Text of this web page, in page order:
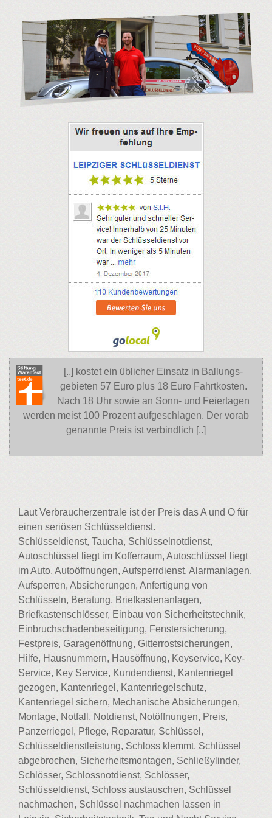
[..] kostet ein üblicher Einsatz in Ballungs-
gebieten 57 Euro plus 18 Euro Fahrtkosten.
Nach 18 Uhr sowie an Sonn- und Feiertagen
werden meist 100 Prozent aufgeschlagen. Der vorab
genannte Preis ist verbindlich [..]
Laut Verbraucherzentrale ist der Preis das A und O für
einen seriösen Schlüsseldienst.
Schlüsseldienst, Taucha, Schlüsselnotdienst,
Autoschlüssel liegt im Kofferraum, Autoschlüssel liegt
im Auto, Autoöffnungen, Aufsperrdienst, Alarmanlagen,
Aufsperren, Absicherungen, Anfertigung von
Schlüsseln, Beratung, Briefkastenanlagen,
Briefkastenschlösser, Einbau von Sicherheitstechnik,
Einbruchschadenbeseitigung, Fenstersicherung,
Festpreis, Garagenöffnung, Gitterrostsicherungen,
Hilfe, Hausnummern, Hausöffnung, Keyservice, Key-
Service, Key Service, Kundendienst, Kantenriegel
gezogen, Kantenriegel, Kantenriegelschutz,
Kantenriegel sichern, Mechanische Absicherungen,
Montage, Notfall, Notdienst, Notöffnungen, Preis,
Panzerriegel, Pflege, Reparatur, Schlüssel,
Schlüsseldienstleistung, Schloss klemmt, Schlüssel
abgebrochen, Sicherheitsmontagen, Schließylinder,
Schlösser, Schlossnotdienst, Schlösser,
Schlüsseldienst, Schloss austauschen, Schlüssel
nachmachen, Schlüssel nachmachen lassen in